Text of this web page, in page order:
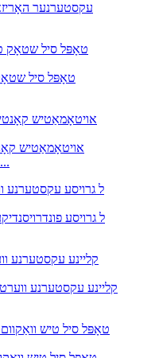
וואַקוום פּאַקקאַגינג מאַשין ...